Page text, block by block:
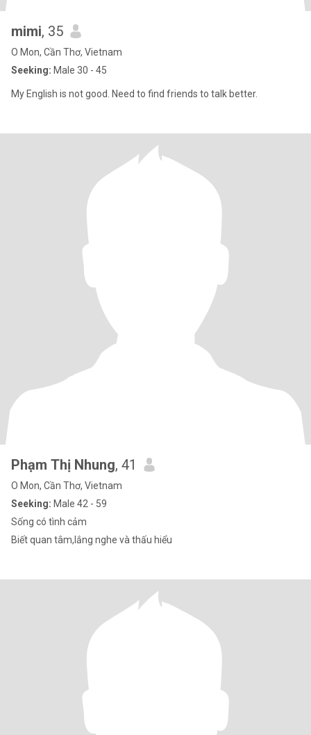
mimi, 35
O Mon, Cần Thơ, Vietnam
Seeking: Male 30 - 45
My English is not good. Need to find friends to talk better.
Phạm Thị Nhung, 41
O Mon, Cần Thơ, Vietnam
Seeking: Male 42 - 59
Sống có tình cảm
Biết quan tâm,lắng nghe và thấu hiểu